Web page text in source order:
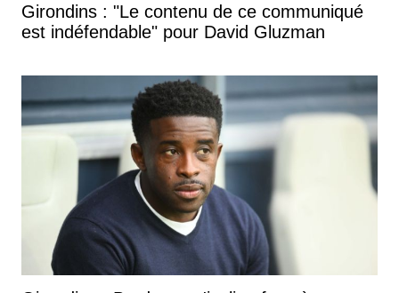
Girondins : "Le contenu de ce communiqué
est indéfendable" pour David Gluzman